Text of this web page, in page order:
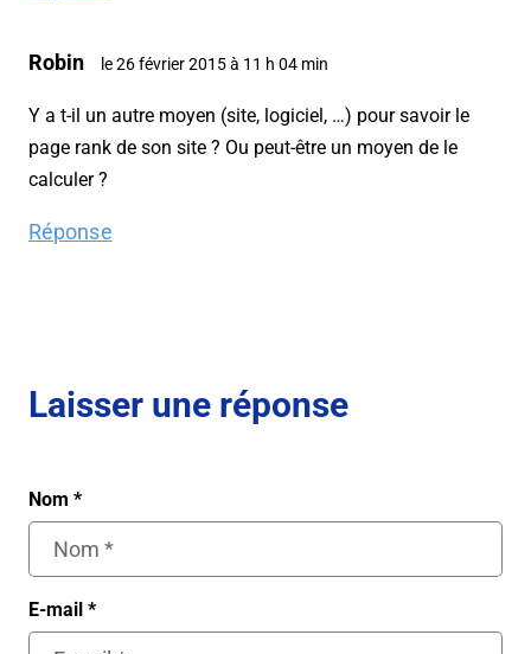
Robin le 26 février 2015 à 11 h 04 min
Y a t-il un autre moyen (site, logiciel, …) pour savoir le
page rank de son site ? Ou peut-être un moyen de le
calculer ?
Réponse
Laisser une réponse
Nom *
E-mail *